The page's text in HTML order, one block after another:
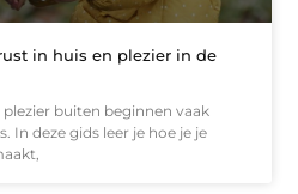
in huis en plezier in de
buiten beginnen vaak
In deze gids leer je hoe je je